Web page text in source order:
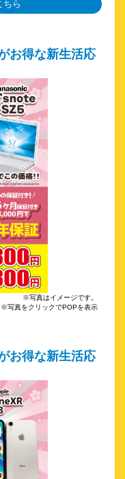
ちら
お得な新生活応
※写真はイメージです。
※写真をクリックでPOPを表示
お得な新生活応